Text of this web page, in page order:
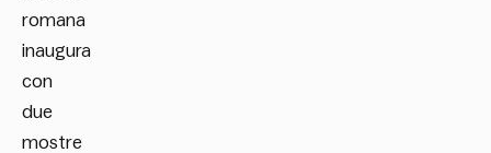
romana
inaugura
con
due
mostre